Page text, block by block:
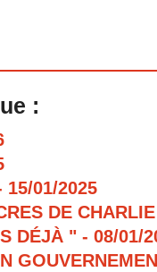
:
15/01/2025
DE
DÉJÀ " - 08/01/